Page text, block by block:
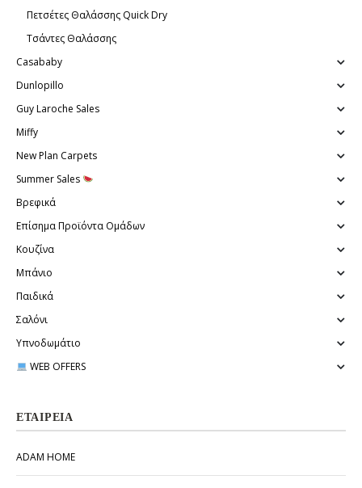
Πετσέτες Θαλάσσης Quick Dry
Τσάντες Θαλάσσης
Casababy
Dunlopillo
Guy Laroche Sales
Miffy
New Plan Carpets
Summer Sales
Βρεφικά
Επίσημα Προϊόντα Ομάδων
Κουζίνα
Μπάνιο
Παιδικά
Σαλόνι
Υπνοδωμάτιο
WEB OFFERS
ΕΤΑΙΡΕΊΑ
ADAM HOME